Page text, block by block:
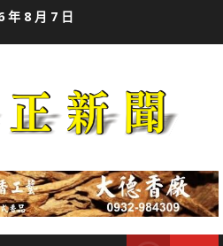
年 8 月 7 日